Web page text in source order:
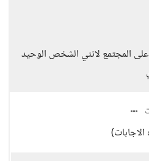
على المجتمع لانني الشخص الوحيد